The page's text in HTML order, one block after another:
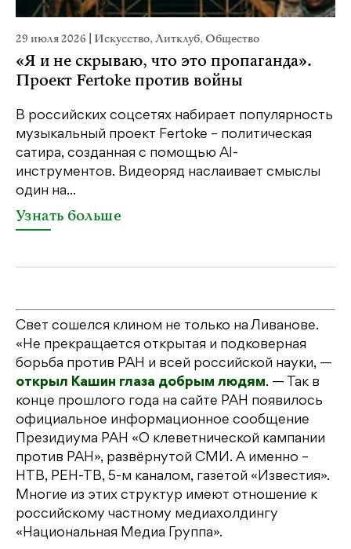
29 июля 2026 Искусство,Литклуб,Общество
«Я и не скрываю, что это пропаганда».
Проект Fertoke против войны
В российских соцсетях набирает популярность
музыкальный проект Fertoke – политическая
сатира, созданная с помощью AI-
инструментов. Видеоряд наслаивает смыслы
один на...
Узнать больше
Свет сошелся клином не только на Ливанове.
«Не прекращается открытая и подковерная
борьба против РАН и всей российской науки, —
открыл Кашин глаза добрым людям. — Так в
конце прошлого года на сайте РАН появилось
официальное информационное сообщение
Президиума РАН «О клеветнической кампании
против РАН», развёрнутой СМИ. А именно –
НТВ, РЕН-ТВ, 5-м каналом, газетой «Известия».
Многие из этих структур имеют отношение к
российскому частному медиахолдингу
«Национальная Медиа Группа».